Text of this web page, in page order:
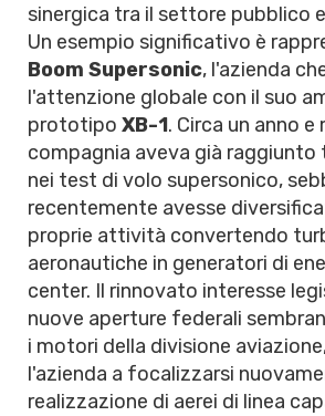
sinergica tra il settore pubblico
Un esempio significativo è
Boom Supersonic, l'azienda
l'attenzione globale con il suo
prototipo XB-1. Circa un anno
compagnia aveva già
nei test di volo supersonico,
recentemente avesse
proprie attività convertendo
aeronautiche in generatori di
center. Il rinnovato interesse
nuove aperture federali
i motori della divisione
l'azienda a focalizzarsi
realizzazione di aerei di linea